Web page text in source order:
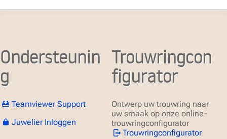
Ondersteunin
g
Teamviewer Support
Juwelier Inloggen
Trouwringcon
figurator
Ontwerp uw trouwring naar
uw smaak op onze online-
trouwringconfigurator
Trouwringconfigurator